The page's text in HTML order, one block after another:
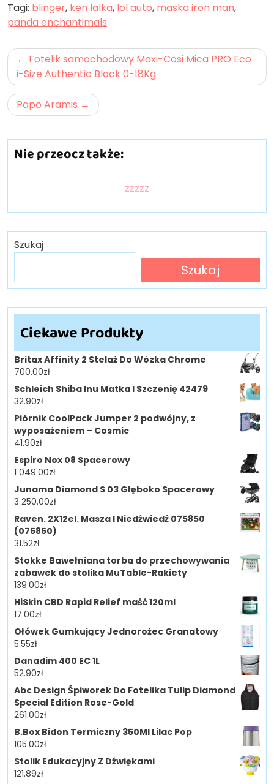
Tagi: blinger, ken lalka, lol auto, maska iron man,
panda enchantimals
Nawigacja
wpisu
Fotelik samochodowy Maxi-Cosi Mica PRO Eco
i-Size Authentic Black 0-18Kg
Papo Aramis
Nie przeocz także:
zzzzz
Szukaj
Szukaj
Ciekawe Produkty
Britax Affinity 2 Stelaż Do Wózka Chrome
700.00zł
Schleich Shiba Inu Matka I Szczenię 42479
32.90zł
Piórnik CoolPack Jumper 2 podwójny, z
wyposażeniem – Cosmic
41.90zł
Espiro Nox 08 Spacerowy
1 049.00zł
Junama Diamond S 03 Głęboko Spacerowy
3 250.00zł
Raven. 2X12el. Masza I Niedźwiedź 075850
(075850)
31.52zł
Stokke Bawełniana torba do przechowywania
zabawek do stolika MuTable-Rakiety
139.00zł
HiSkin CBD Rapid Relief maść 120ml
17.00zł
Ołówek Gumkujący Jednorożec Granatowy
5.55zł
Danadim 400 EC 1L
52.90zł
Abc Design Śpiworek Do Fotelika Tulip Diamond
Special Edition Rose-Gold
261.00zł
B.Box Bidon Termiczny 350Ml Lilac Pop
105.00zł
Stolik Edukacyjny Z Dźwiękami
121.89zł